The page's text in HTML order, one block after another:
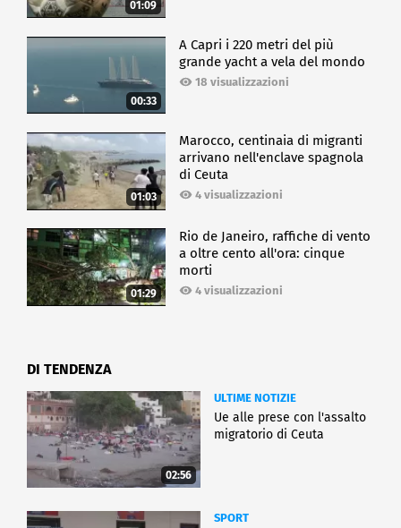
01:09
00:33
A Capri i 220 metri del più
grande yacht a vela del mondo
18 visualizzazioni
01:03
Marocco, centinaia di migranti
arrivano nell'enclave spagnola
di Ceuta
4 visualizzazioni
01:29
Rio de Janeiro, raffiche di vento
a oltre cento all'ora: cinque
morti
4 visualizzazioni
DI TENDENZA
02:56
ULTIME NOTIZIE
Ue alle prese con l'assalto
migratorio di Ceuta
SPORT